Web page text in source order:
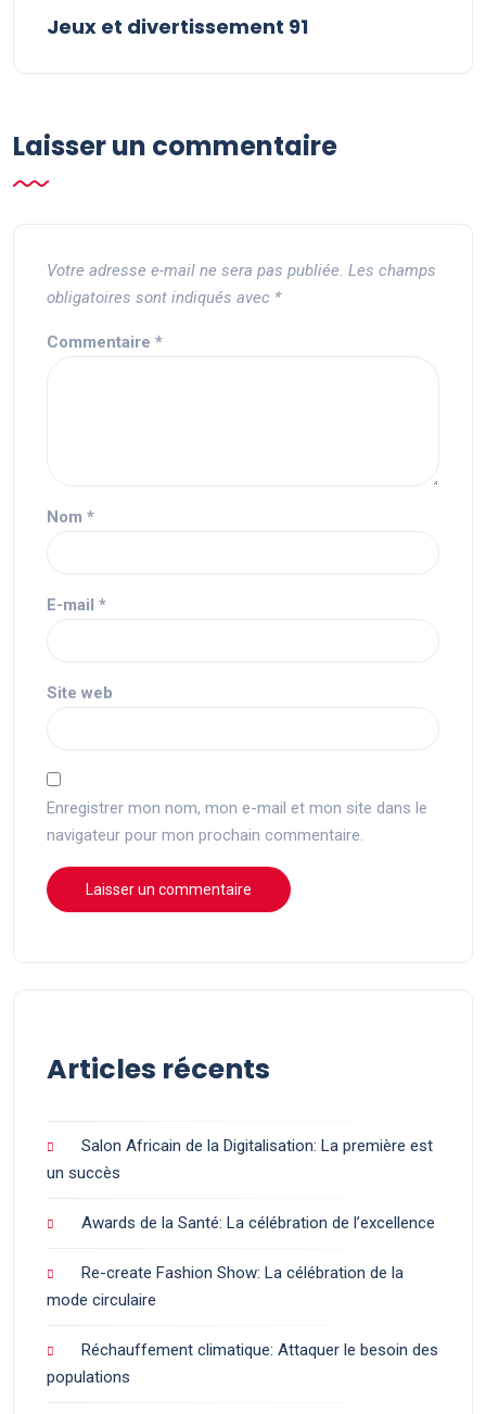
Jeux et divertissement 91
Laisser un commentaire
Votre adresse e-mail ne sera pas publiée. Les champs
obligatoires sont indiqués avec *
Commentaire *
Nom *
E-mail *
Site web
Enregistrer mon nom, mon e-mail et mon site dans le
navigateur pour mon prochain commentaire.
Articles récents
Salon Africain de la Digitalisation: La première est
un succès
Awards de la Santé: La célébration de l’excellence
Re-create Fashion Show: La célébration de la
mode circulaire
Réchauffement climatique: Attaquer le besoin des
populations